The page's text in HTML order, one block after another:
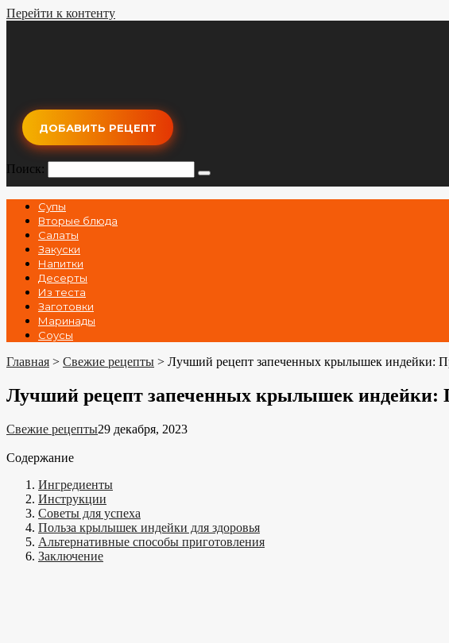
Перейти к контенту
ДОБАВИТЬ РЕЦЕПТ
Поиск:
Супы
Вторые блюда
Салаты
Закуски
Напитки
Десерты
Из теста
Заготовки
Маринады
Соусы
Главная > Свежие рецепты > Лучший рецепт запеченных крылышек индейки:
Лучший рецепт запеченных крылышек индейки:
Свежие рецепты29 декабря, 2023
Содержание
Ингредиенты
Инструкции
Советы для успеха
Польза крылышек индейки для здоровья
Альтернативные способы приготовления
Заключение